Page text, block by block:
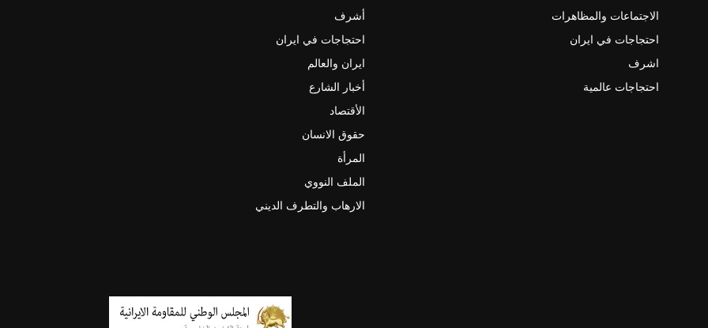
أشرف
احتجاجات في ايران
ايران والعالم
أخبار الشارع
الأقتصاد
حقوق الانسان
المرأة
الملف النووي
الارهاب والتطرف الديني
الاجتماعات والمظاهرات
احتجاجات في ايران
اشرف
احتجاجات عالمية